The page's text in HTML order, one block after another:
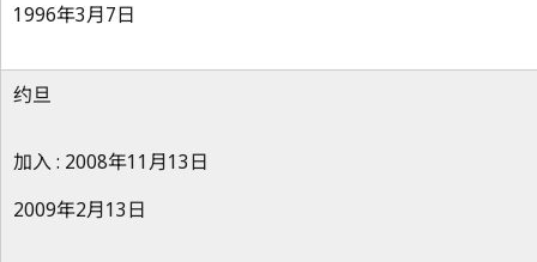
1996年3月7日
约旦
加入 : 2008年11月13日
2009年2月13日